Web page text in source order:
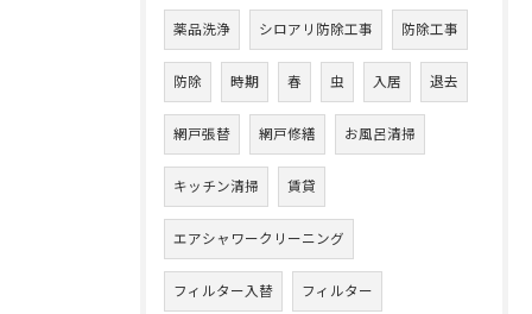
薬品洗浄 シロアリ防除工事 防除工事
防除 時期 春 虫 入居 退去
網戸張替 網戸修繕 お風呂清掃
キッチン清掃 賃貸
エアシャワークリーニング
フィルター入替 フィルター